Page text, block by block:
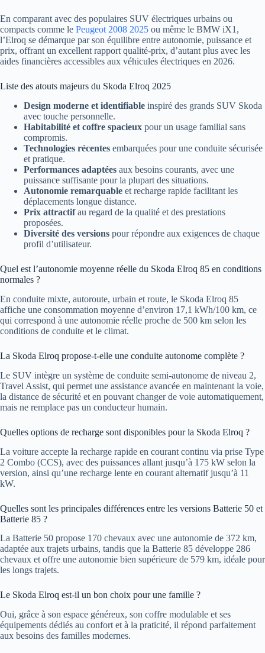
En comparant avec des populaires SUV électriques urbains ou
compacts comme le Peugeot 2008 2025 ou même le BMW iX1,
l’Elroq se démarque par son équilibre entre autonomie, puissance et
prix, offrant un excellent rapport qualité-prix, d’autant plus avec les
aides financières accessibles aux véhicules électriques en 2026.
Liste des atouts majeurs du Skoda Elroq 2025
Design moderne et identifiable inspiré des grands SUV Skoda
avec touche personnelle.
Habitabilité et coffre spacieux pour un usage familial sans
compromis.
Technologies récentes embarquées pour une conduite sécurisée
et pratique.
Performances adaptées aux besoins courants, avec une
puissance suffisante pour la plupart des situations.
Autonomie remarquable et recharge rapide facilitant les
déplacements longue distance.
Prix attractifau regard de la qualité et des prestations
proposées.
Diversité des versions pour répondre aux exigences de chaque
profil d’utilisateur.
Quel est l’autonomie moyenne réelle du Skoda Elroq 85 en conditions
normales ?
En conduite mixte, autoroute, urbain et route, le Skoda Elroq 85
affiche une consommation moyenne d’environ 17,1 kWh/100 km, ce
qui correspond à une autonomie réelle proche de 500 km selon les
conditions de conduite et le climat.
La Skoda Elroq propose-t-elle une conduite autonome complète ?
Le SUV intègre un système de conduite semi-autonome de niveau 2,
Travel Assist, qui permet une assistance avancée en maintenant la voie,
la distance de sécurité et en pouvant changer de voie automatiquement,
mais ne remplace pas un conducteur humain.
Quelles options de recharge sont disponibles pour la Skoda Elroq ?
La voiture accepte la recharge rapide en courant continu via prise Type
2 Combo (CCS), avec des puissances allant jusqu’à 175 kW selon la
version, ainsi qu’une recharge lente en courant alternatif jusqu’à 11
kW.
Quelles sont les principales différences entre les versions Batterie 50 et
Batterie 85 ?
La Batterie 50 propose 170 chevaux avec une autonomie de 372 km,
adaptée aux trajets urbains, tandis que la Batterie 85 développe 286
chevaux et offre une autonomie bien supérieure de 579 km, idéale pour
les longs trajets.
Le Skoda Elroq est-il un bon choix pour une famille ?
Oui, grâce à son espace généreux, son coffre modulable et ses
équipements dédiés au confort et à la praticité, il répond parfaitement
aux besoins des familles modernes.